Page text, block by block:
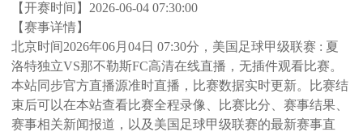
【开赛时间】 2026-06-04 07:30:00
【赛事详情】
北京时间2026年06月04日 07:30分，美国足球甲级联赛 : 夏
洛特独立VS那不勒斯FC高清在线直播，无插件观看比赛。
本站同步官方直播源准时直播，比赛数据实时更新。比赛结
束后可以在本站查看比赛全程录像、比赛比分、赛事结果、
赛事相关新闻报道，以及美国足球甲级联赛的最新赛事直